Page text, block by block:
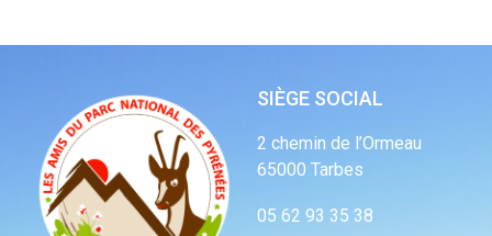
SIÈGE SOCIAL
2 chemin de l’Ormeau
65000 Tarbes
05 62 93 35 38